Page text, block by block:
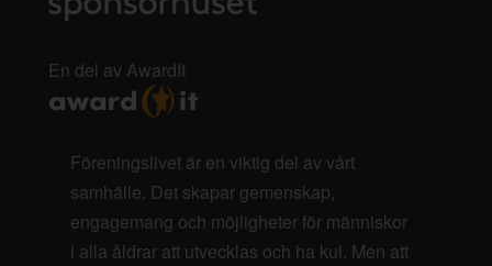
En del av AwardIt
Föreningslivet är en viktig del av vårt
samhälle. Det skapar gemenskap,
engagemang och möjligheter för människor
i alla åldrar att utvecklas och ha kul. Men att